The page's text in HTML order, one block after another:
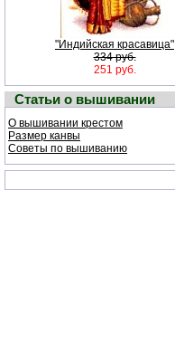
"Индийская красавица"
334 руб.
251 руб.
Статьи о вышивании
О вышивании крестом
Размер канвы
Советы по вышиванию